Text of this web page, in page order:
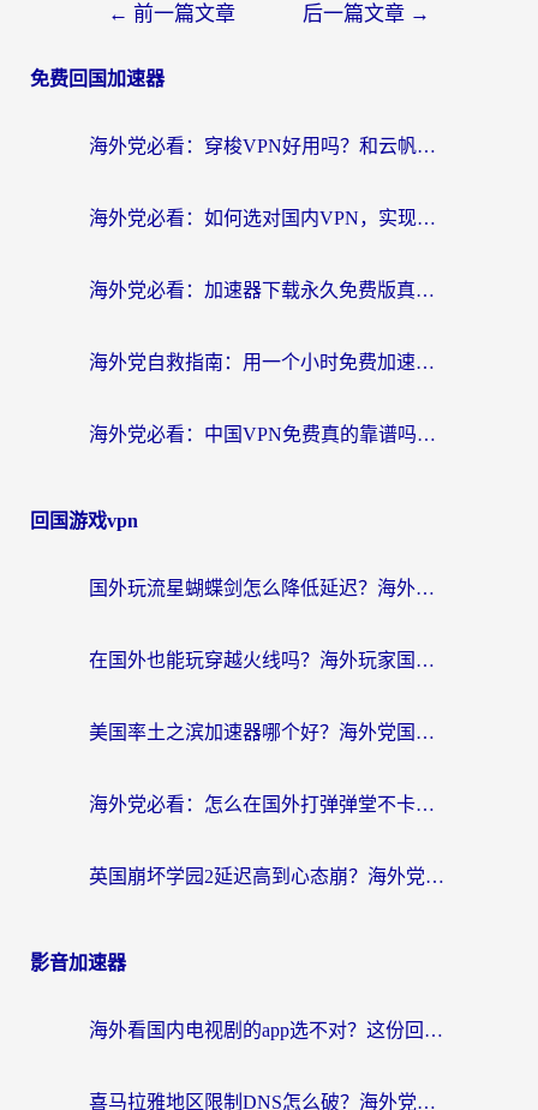
← 前一篇文章 后一篇文章 →
免费回国加速器
海外党必看：穿梭VPN好用吗？和云帆VPN对比哪个回国效果更好？附真实测评+避坑指南
海外党必看：如何选对国内VPN，实现无缝访问国内资源？
海外党必看：加速器下载永久免费版真的存在吗？教你无缝访问国内资源的正确姿势
海外党自救指南：用一个小时免费加速器，轻松打破国内资源访问壁垒？
海外党必看：中国VPN免费真的靠谱吗？手把手教你选对回国加速器
回国游戏vpn
国外玩流星蝴蝶剑怎么降低延迟？海外党必看的加速秘籍（含欧洲鸣潮&彩虹岛优化攻略）
在国外也能玩穿越火线吗？海外玩家国服游戏畅玩终极指南
美国率土之滨加速器哪个好？海外党国服游戏畅玩终极指南（附多游戏解决方案）
海外党必看：怎么在国外打弹弹堂不卡？番茄加速器亲测指南
英国崩坏学园2延迟高到心态崩？海外党国服游戏加速终极指南
影音加速器
海外看国内电视剧的app选不对？这份回国加速器避坑指南帮你流畅追剧
喜马拉雅地区限制DNS怎么破？海外党听国内音乐听书的终极解决方案